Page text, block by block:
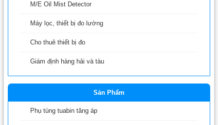
M/E Oil Mist Detector
Máy lọc, thiết bị đo lường
Cho thuê thiết bị đo
Giám định hàng hải và tàu
Sản Phẩm
Phụ tùng tuabin tăng áp